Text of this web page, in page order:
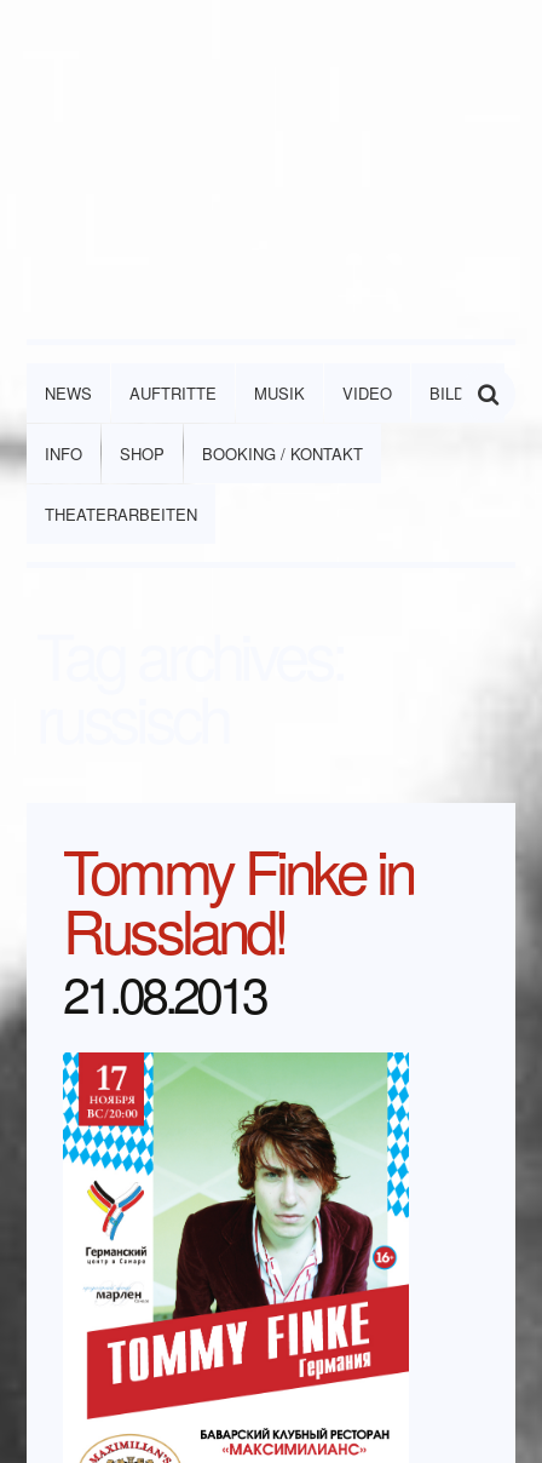
NEWS AUFTRITTE MUSIK VIDEO BILDER
INFO SHOP BOOKING / KONTAKT
THEATERARBEITEN
Tommy Finke in
Russland!
21.08.2013